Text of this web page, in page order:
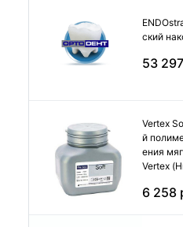
ский
53
Vertex
й
ения
Vertex
6 258